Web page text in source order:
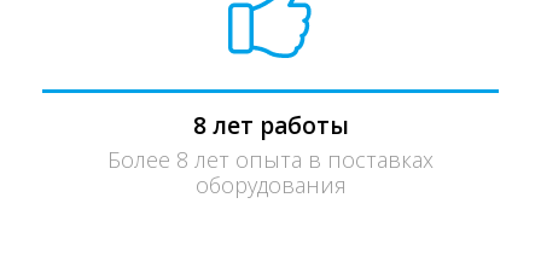
8 лет работы
Более 8 лет опыта в поставках
оборудования